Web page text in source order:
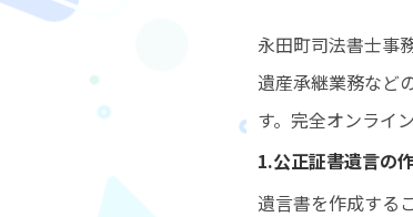
永田町司法書士事
遺産承継業務など
す。完全オンライ
1.公正証書遺言の
遺言書を作成する